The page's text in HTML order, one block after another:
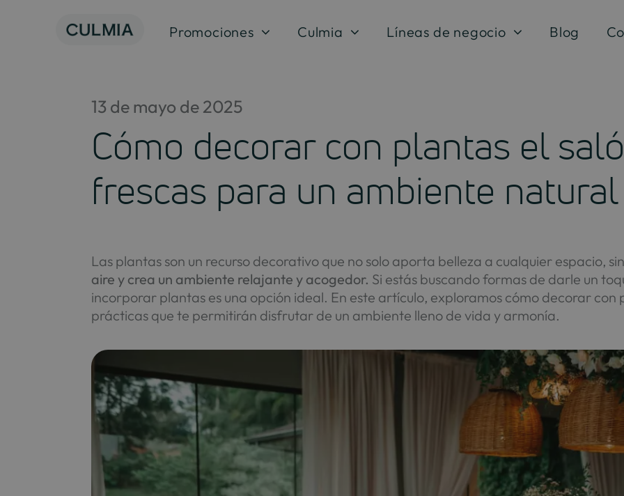
Promociones Culmia Líneas de negocio Blog
13 de mayo de 2025
Cómo decorar con plantas el
frescas para un ambiente natural
Las plantas son un recurso decorativo que no solo aporta belleza a cualquier espacio,
aire y crea un ambiente relajante y acogedor. Si estás buscando formas de darle un
incorporar plantas es una opción ideal. En este artículo, exploramos cómo decorar con
prácticas que te permitirán disfrutar de un ambiente lleno de vida y armonía.